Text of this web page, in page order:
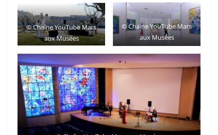
©Chaîne YouTube Mars
aux Musées
©Chaîne YouTube Mars
aux Musées